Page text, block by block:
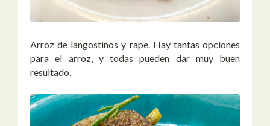
Arroz de langostinos y rape. Hay tantas opciones
para el arroz, y todas pueden dar muy buen
resultado.